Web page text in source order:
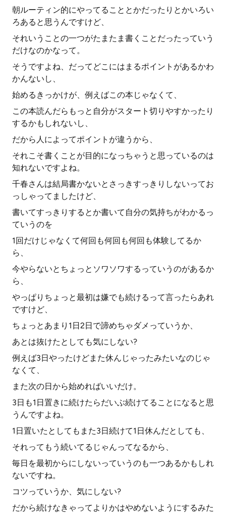
朝ルーティン的にやってることとかだったりとかいろい
ろあると思うんですけど、
それいうことの一つがたまたま書くことだったっていう
だけなのかなって。
そうですよね、だってどこにはまるポイントがあるかわ
かんないし、
始めるきっかけが、例えばこの本じゃなくて、
この本読んだらもっと自分がスタート切りやすかったり
するかもしれないし、
だから人によってポイントが違うから、
それこそ書くことが目的になっちゃうと思っているのは
知れないですよね。
千春さんは結局書かないとさっきすっきりしないってお
っしゃってましたけど、
書いてすっきりするとか書いて自分の気持ちがわかるっ
ていうのを
1回だけじゃなくて何回も何回も何回も体験してるか
ら、
今やらないとちょっとソワソワするっていうのがあるか
ら、
やっぱりちょっと最初は嫌でも続けるって言ったらあれ
ですけど、
ちょっとあまり1日2日で諦めちゃダメっていうか、
あとは抜けたとしても気にしない?
例えば3日やったけどまた休んじゃったみたいなのじゃ
なくて、
また次の日から始めればいいだけ。
3日も1日置きに続けたらだいぶ続けてることになると思
うんですよね。
1日置いたとしてもまた3日続けて1日休んだとしても、
それってもう続いてるじゃんってなるから、
毎日を最初からにしないっていうのも一つあるかもしれ
ないですね。
コツっていうか、気にしない?
だから続けなきゃってよりかはやめないようにするみた